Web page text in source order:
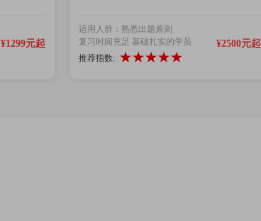
¥1299元起
适用人群：熟悉出题原则
复习时间充足 基础扎实的学员
推荐指数:
¥2500元起